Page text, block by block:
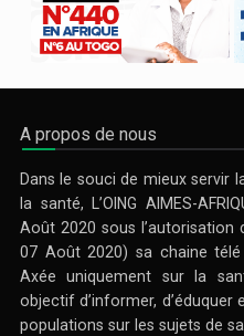
A propos de nous
Dans le souci de mieux servir
la santé, L’OING AIMES-
Août 2020 sous l’autorisation
07 Août 2020) sa chaine télé
Axée uniquement sur la
objectif d’informer, d’éduquer
populations sur les sujets de